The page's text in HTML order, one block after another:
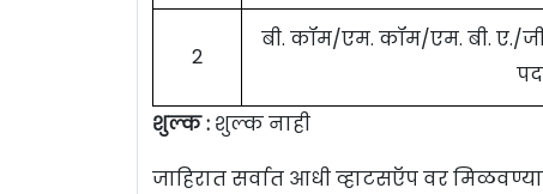
2
बी. कॉम/एम. कॉम/एम. बी. ए./
शुल्क : शुल्क नाही
जाहिरात सर्वात आधी व्हाटसऍप वर